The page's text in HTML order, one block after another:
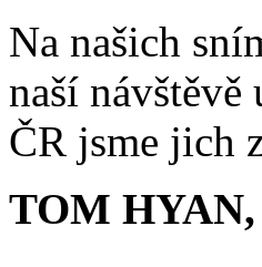
Na našich
naší návštěvě
ČR jsme jich
TOM